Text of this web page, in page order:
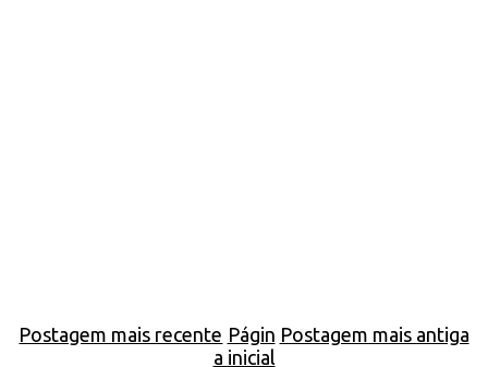
Postagem mais recente Postagem mais antiga
Págin
a inicial